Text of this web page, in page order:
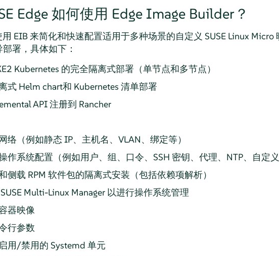
Edge 如何使用 Edge Image Builder？
用 EIB 来简化和快速配置适用于多种场景的自定义 SUSE Linux
署，具体如下：
Kubernetes 的完全隔离式部署（单节点和多节点）
式 Helm chart和 Kubernetes 清单部署
API 注册到 Rancher
络（例如静态 IP、主机名、VLAN、绑定等）
作系统配置（例如用户、组、口令、SSH 密钥、代理、NTP、自定义
侧载 RPM 软件包的隔离式安装（包括依赖项解析）
Multi-Linux Manager 以进行操作系统管理
器映像
行参数
用/禁用的 Systemd 单元